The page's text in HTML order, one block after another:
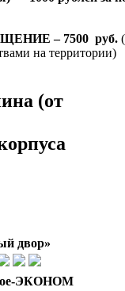
– 7500 руб.
на территории)
(от
двор»
ЭКОНОМ